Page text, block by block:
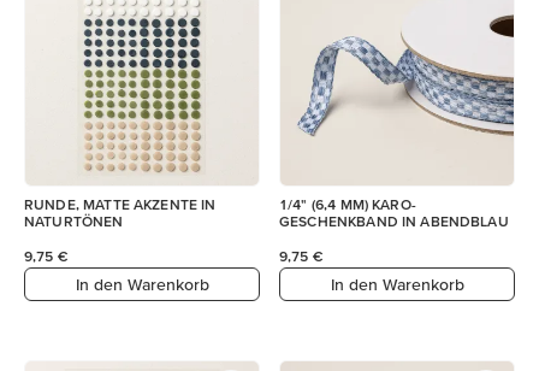
RUNDE, MATTE AKZENTE IN
NATURTÖNEN
9,75 €
In den Warenkorb
1/4" (6,4 MM) KARO-
GESCHENKBAND IN ABENDBLAU
9,75 €
In den Warenkorb